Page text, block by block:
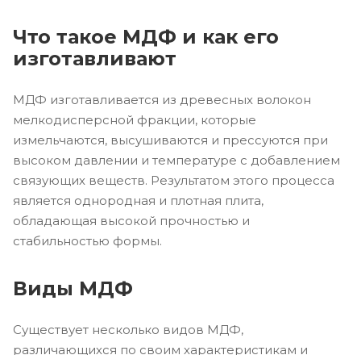
Что такое МДФ и как его
изготавливают
МДФ изготавливается из древесных волокон
мелкодисперсной фракции, которые
измельчаются, высушиваются и прессуются при
высоком давлении и температуре с добавлением
связующих веществ. Результатом этого процесса
является однородная и плотная плита,
обладающая высокой прочностью и
стабильностью формы.
Виды МДФ
Существует несколько видов МДФ,
различающихся по своим характеристикам и